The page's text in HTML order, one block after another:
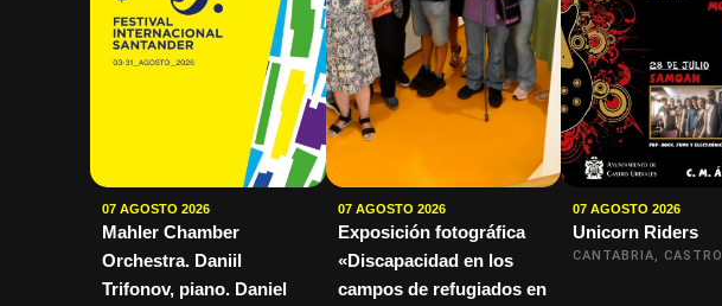
07 AGOSTO 2026
Mahler Chamber
Orchestra. Daniil
Trifonov, piano. Daniel
07 AGOSTO 2026
Exposición fotográfica
«Discapacidad en los
campos de refugiados en
07 AGOSTO 2026
Unicorn Riders
CANTABRIA, CASTRO